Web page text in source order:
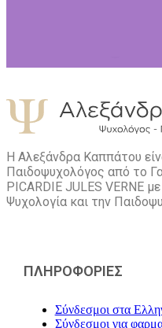
Η Αλεξάνδρα Καππάτου
Παιδοψυχολόγος από το
PICARDIE JULES VERNE
Ψυχολογία και την
ΠΛΗΡΟΦΟΡΙΕΣ
Σύνδεσμοι στα
Σύνδεσμοι για